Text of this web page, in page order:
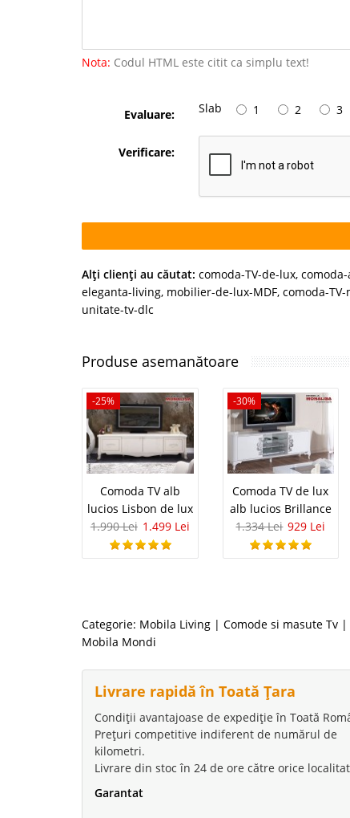
Nota: Codul HTML este citit ca simplu text!
Evaluare: Slab 1 2 3
Verificare:
Alţi clienţi au căutat: comoda-TV-de-lux,
eleganta-living, mobilier-de-lux-MDF, comoda-
unitate-tv-dlc
Produse asemanătoare
-25%
Comoda TV alb
lucios Lisbon de lux
1.990 Lei 1.499 Lei
-30%
Comoda TV de lux
alb lucios Brillance
1.334 Lei 929 Lei
Categorie: Mobila Living | Comode si masute Tv |
Mobila Mondi
Livrare rapidă în Toată Țara
Condiții avantajoase de expediție în Toată
Prețuri competitive indiferent de numărul de
kilometri.
Livrare din stoc în 24 de ore către orice
Garantat